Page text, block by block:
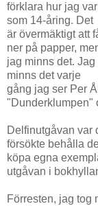
förklara hur jag var
som 14-åring. Det
är övermäktigt att
ner på papper,
jag minns det. Jag
minns det varje
gång jag ser Per
"Dunderklumpen"
Delfinutgåvan var
försökte behålla
köpa egna
utgåvan i
Förresten, jag tog